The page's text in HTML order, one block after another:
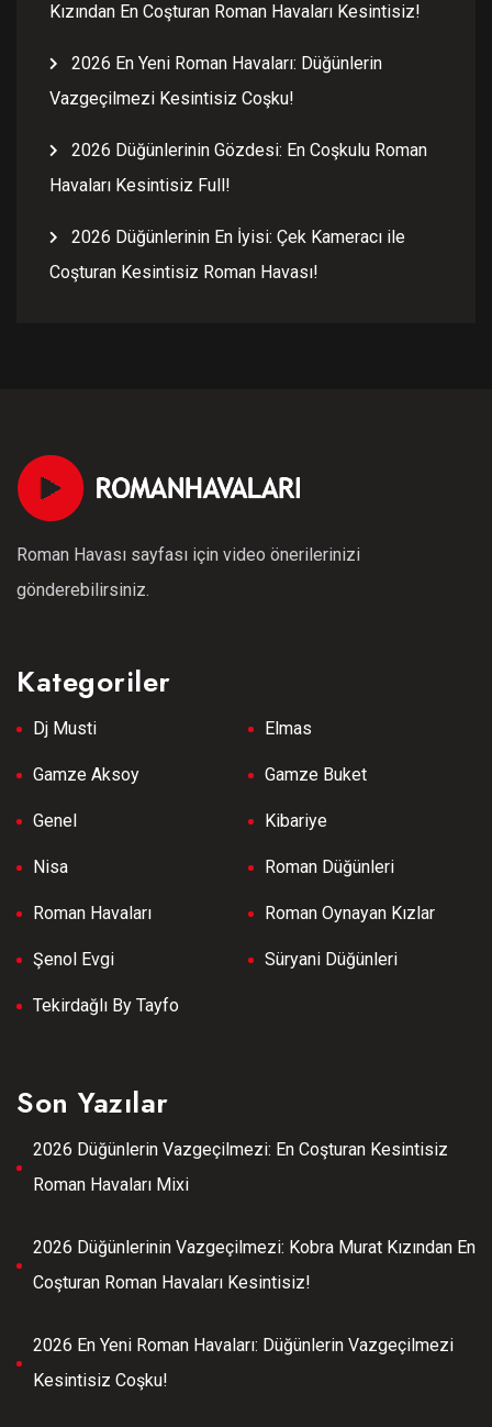
Kızından En Coşturan Roman Havaları Kesintisiz!
2026 En Yeni Roman Havaları: Düğünlerin
Vazgeçilmezi Kesintisiz Coşku!
2026 Düğünlerinin Gözdesi: En Coşkulu Roman
Havaları Kesintisiz Full!
2026 Düğünlerinin En İyisi: Çek Kameracı ile
Coşturan Kesintisiz Roman Havası!
Roman Havası sayfası için video önerilerinizi
gönderebilirsiniz.
Kategoriler
Dj Musti Elmas
Gamze Aksoy Gamze Buket
Genel Kibariye
Nisa Roman Düğünleri
Roman Havaları Roman Oynayan Kızlar
Şenol Evgi Süryani Düğünleri
Tekirdağlı By Tayfo
Son Yazılar
2026 Düğünlerin Vazgeçilmezi: En Coşturan Kesintisiz
Roman Havaları Mixi
2026 Düğünlerinin Vazgeçilmezi: Kobra Murat Kızından En
Coşturan Roman Havaları Kesintisiz!
2026 En Yeni Roman Havaları: Düğünlerin Vazgeçilmezi
Kesintisiz Coşku!